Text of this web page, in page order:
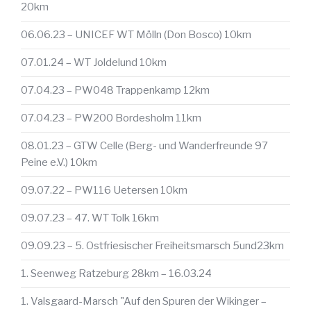
20km
06.06.23 – UNICEF WT Mölln (Don Bosco) 10km
07.01.24 – WT Joldelund 10km
07.04.23 – PW048 Trappenkamp 12km
07.04.23 – PW200 Bordesholm 11km
08.01.23 – GTW Celle (Berg- und Wanderfreunde 97
Peine e.V.) 10km
09.07.22 – PW116 Uetersen 10km
09.07.23 – 47. WT Tolk 16km
09.09.23 – 5. Ostfriesischer Freiheitsmarsch 5und23km
1. Seenweg Ratzeburg 28km – 16.03.24
1. Valsgaard-Marsch "Auf den Spuren der Wikinger –